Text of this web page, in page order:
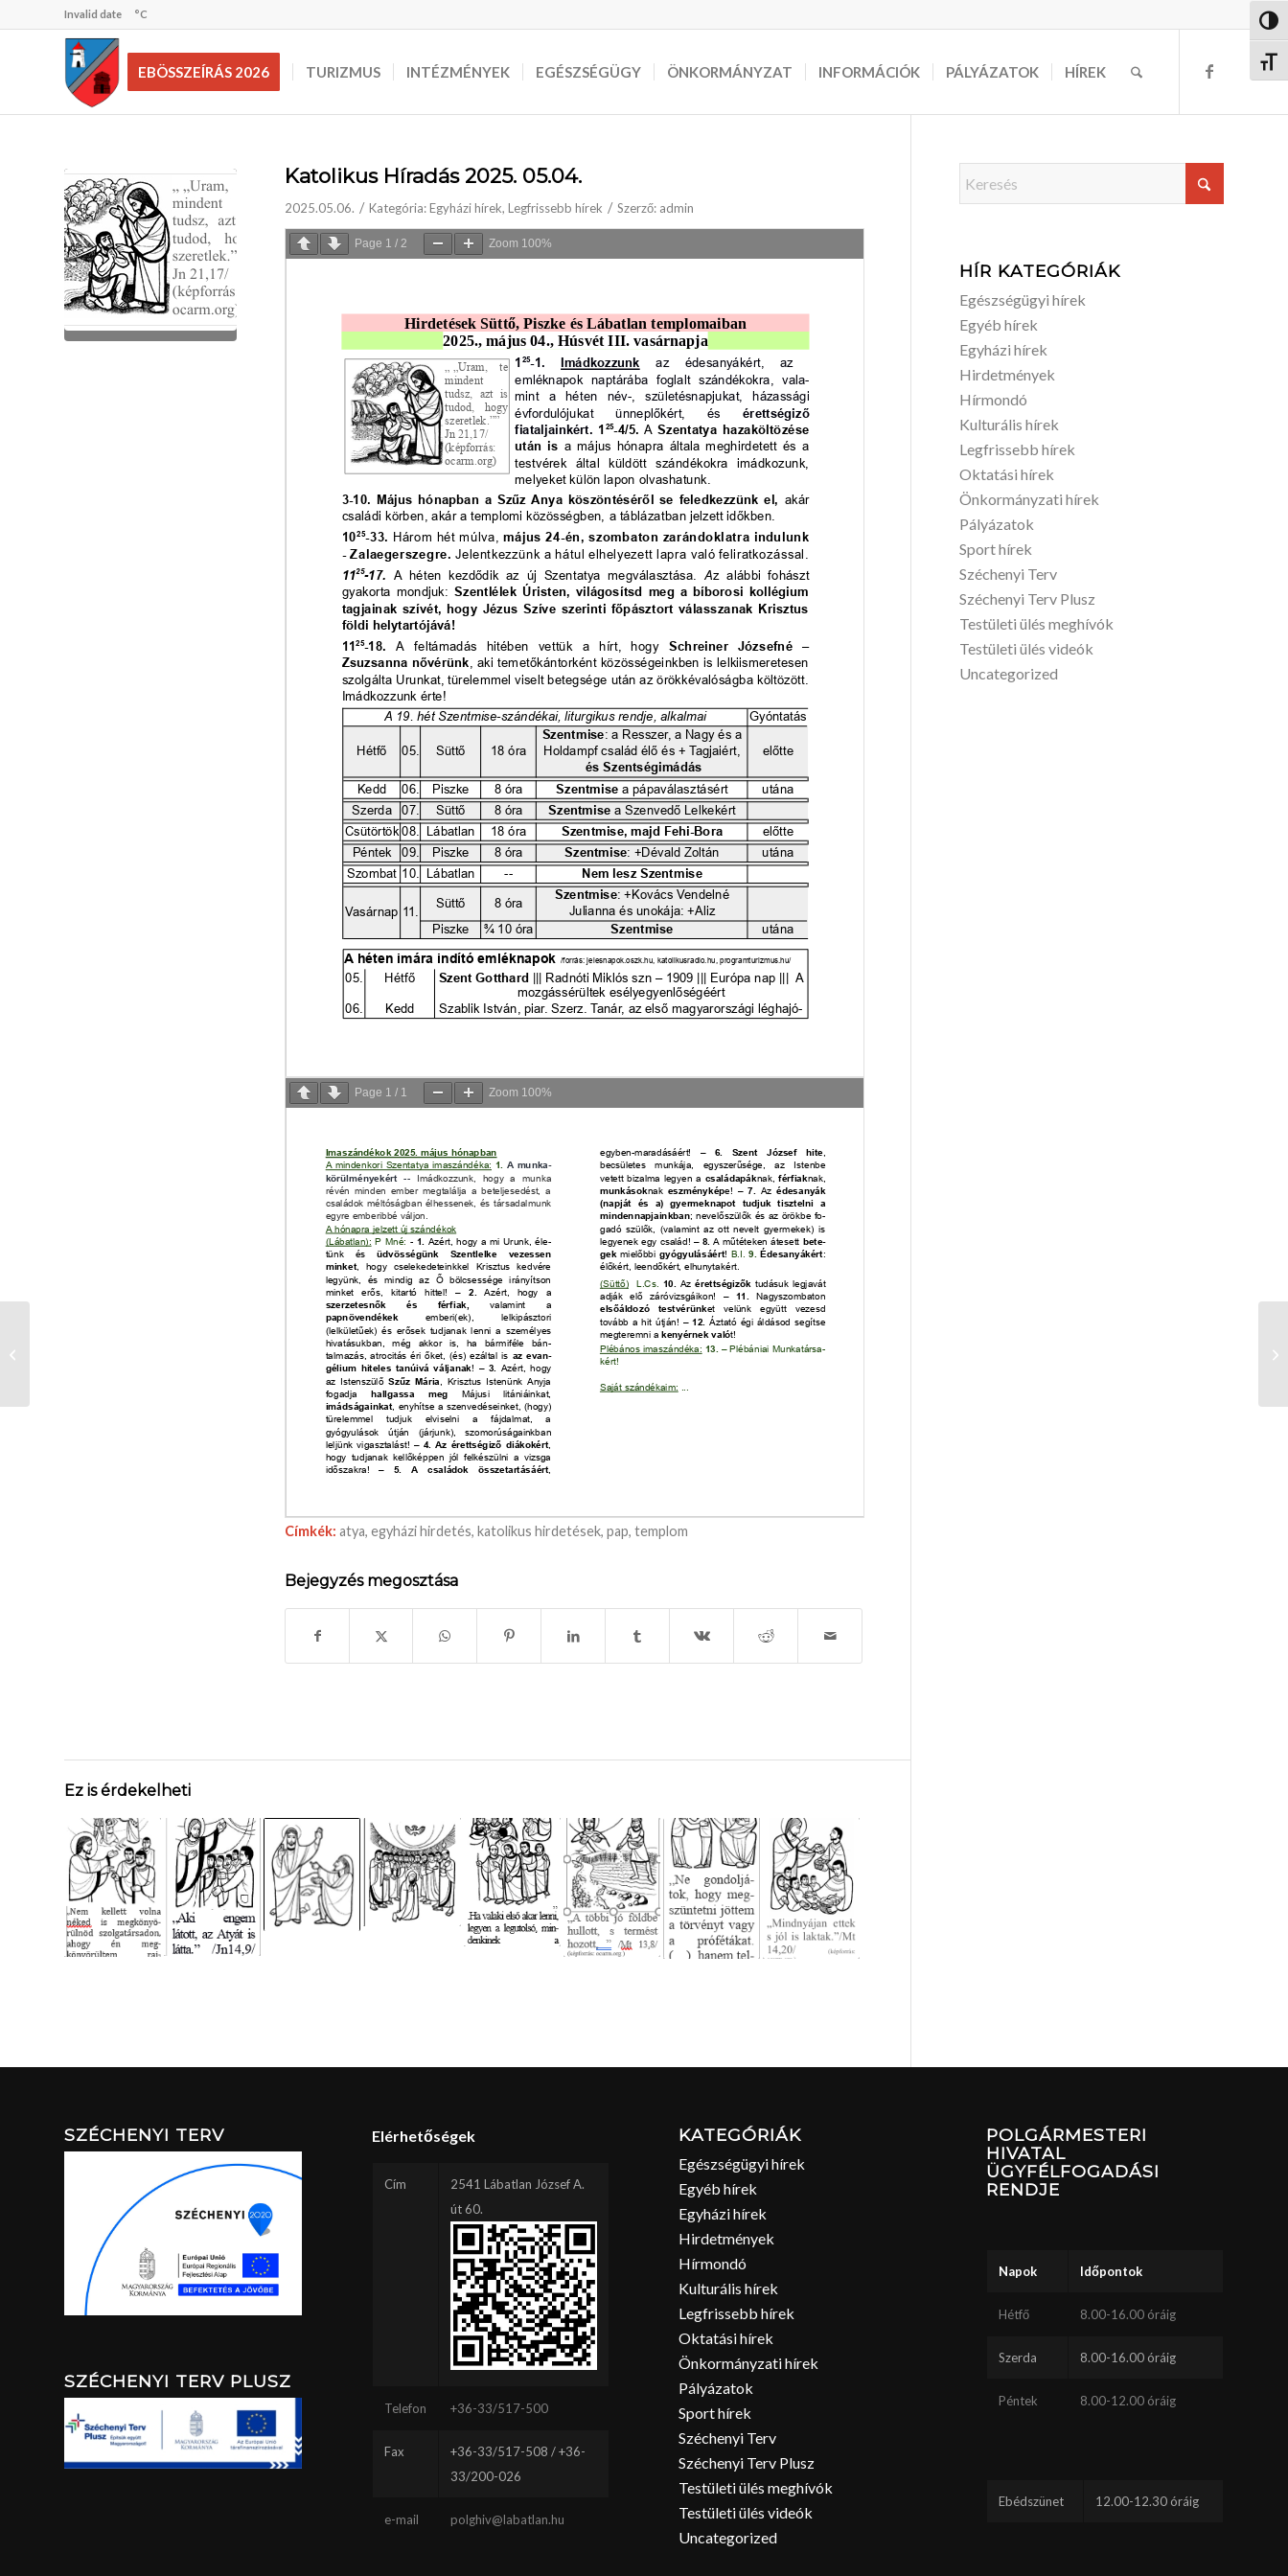
Invalid date °C
EBÖSSZEÍRÁS 2026 TURIZMUS INTÉZMÉNYEK EGÉSZSÉGÜGY ÖNKORMÁNYZAT INFORMÁCIÓK PÁLYÁZATOK HÍREK
Katolikus Híradás 2025. 05.04.
2025.05.06. / Kategória:Egyházi hírek, Legfrissebb hírek / Szerző: admin
Page 1 / 2 Zoom 100%
Page 1 / 1 Zoom 100%
Címkék: atya, egyházi hirdetés, katolikus hirdetések, pap, templom
Bejegyzés megosztása
Ez is érdekelheti
HÍR KATEGÓRIÁK
Egészségügyi hírek
Egyéb hírek
Egyházi hírek
Hirdetmények
Hírmondó
Kulturális hírek
Legfrissebb hírek
Oktatási hírek
Önkormányzati hírek
Pályázatok
Sport hírek
Széchenyi Terv
Széchenyi Terv Plusz
Testületi ülés meghívók
Testületi ülés videók
Uncategorized
SZÉCHENYI TERV
SZÉCHENYI TERV PLUSZ
Elérhetőségek
Cím
2541 Lábatlan József A.
út 60.
Telefon +36-33/517-500
Fax
+36-33/517-508 / +36-
33/200-026
e-mail polghiv@labatlan.hu
KATEGÓRIÁK
Egészségügyi hírek
Egyéb hírek
Egyházi hírek
Hirdetmények
Hírmondó
Kulturális hírek
Legfrissebb hírek
Oktatási hírek
Önkormányzati hírek
Pályázatok
Sport hírek
Széchenyi Terv
Széchenyi Terv Plusz
Testületi ülés meghívók
Testületi ülés videók
Uncategorized
POLGÁRMESTERI
HIVATAL
ÜGYFÉLFOGADÁSI
RENDJE
Napok Időpontok
Hétfő 8.00-16.00 óráig
Szerda 8.00-16.00 óráig
Péntek 8.00-12.00 óráig
Ebédszünet 12.00-12.30 óráig